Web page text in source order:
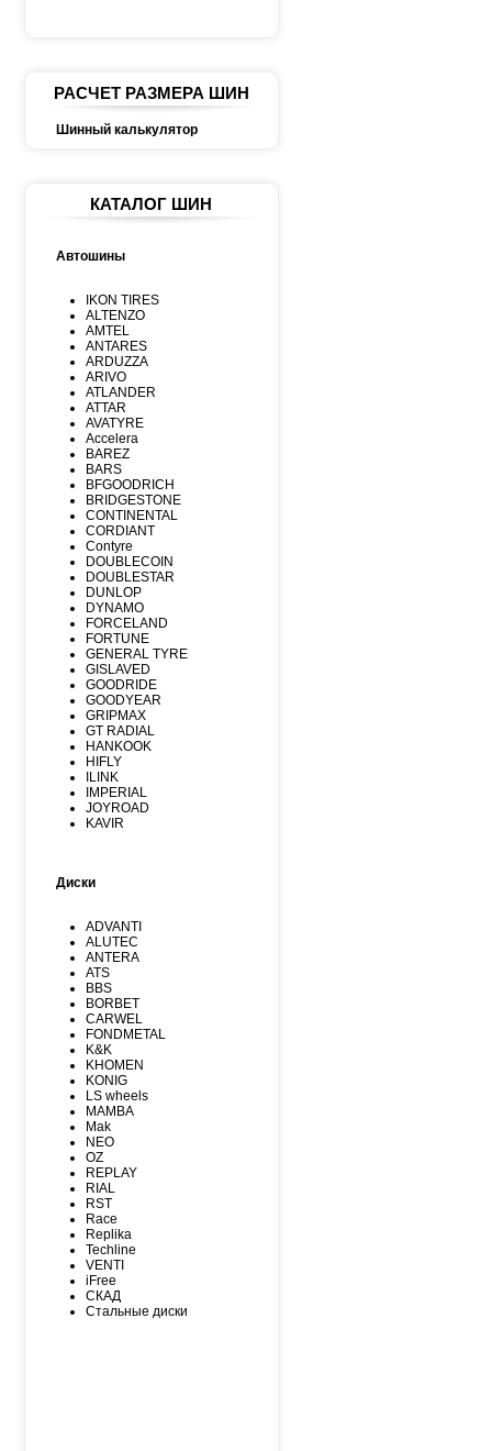
РАСЧЕТ РАЗМЕРА ШИН
Шинный калькулятор
КАТАЛОГ ШИН
Автошины
IKON TIRES
ALTENZO
AMTEL
ANTARES
ARDUZZA
ARIVO
ATLANDER
ATTAR
AVATYRE
Accelera
BAREZ
BARS
BFGOODRICH
BRIDGESTONE
CONTINENTAL
CORDIANT
Contyre
DOUBLECOIN
DOUBLESTAR
DUNLOP
DYNAMO
FORCELAND
FORTUNE
GENERAL TYRE
GISLAVED
GOODRIDE
GOODYEAR
GRIPMAX
GT RADIAL
HANKOOK
HIFLY
ILINK
IMPERIAL
JOYROAD
KAVIR
LAUFENN
MARSHAL
MATADOR
MAXXIS
MICHELIN
MIRAGE
NEXEN
NITTO
NOKIAN
NOKIAN NORDMAN
Nordman Nordman
ONYX
PACE
PIRELLI
PIRELLI Formula
ROADCRUZA
ROADKING
ROADMARCH
ROADSTONE
ROTALLA
SAILUN
SATOYA
SONIX
SUNFULL
TIGAR
TORERO
TORQUE
Диски
ADVANTI
ALUTEC
ANTERA
ATS
BBS
BORBET
CARWEL
FONDMETAL
K&K
KHOMEN
KONIG
LS wheels
MAMBA
Mak
NEO
OZ
REPLAY
RIAL
RST
Race
Replika
Techline
VENTI
iFree
СКАД
Стальные диски